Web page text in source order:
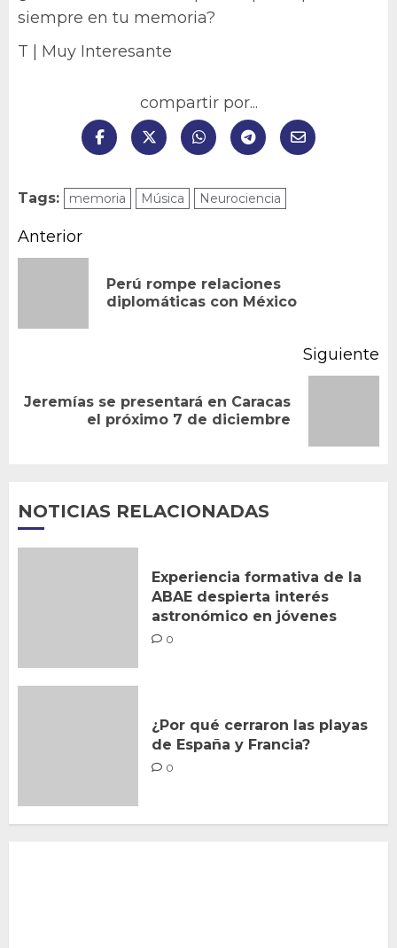
siempre en tu memoria?
T | Muy Interesante
compartir por...
Tags: memoria Música Neurociencia
Navegación
entradas
Anterior
Perú rompe relaciones
diplomáticas con México
Siguiente
Siguiente
Jeremías se presentará en Caracas
el próximo 7 de diciembre
NOTICIAS RELACIONADAS
Experiencia formativa de la
ABAE despierta interés
astronómico en jóvenes
0
¿Por qué cerraron las playas
de España y Francia?
0